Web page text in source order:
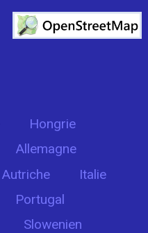
Hongrie
Allemagne
Autriche
Italie
Portugal
Slowenien